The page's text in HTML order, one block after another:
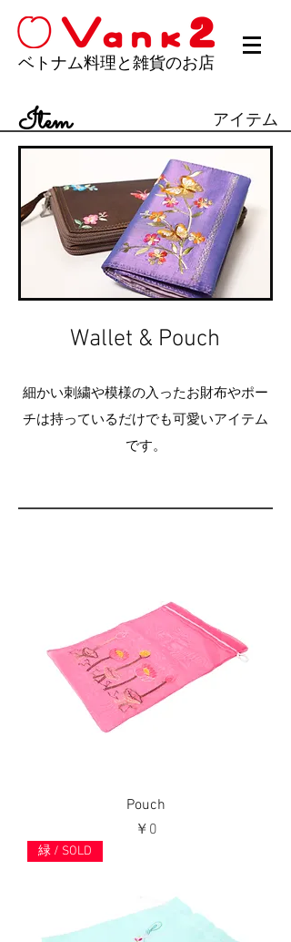
ベトナム料理と雑貨のお店
Item アイテム
​Wallet & Pouch
細かい刺繍や模様の入ったお財布やポー
チは持っているだけでも可愛いアイテム
です。
Pouch
価格
￥0
緑 / SOLD